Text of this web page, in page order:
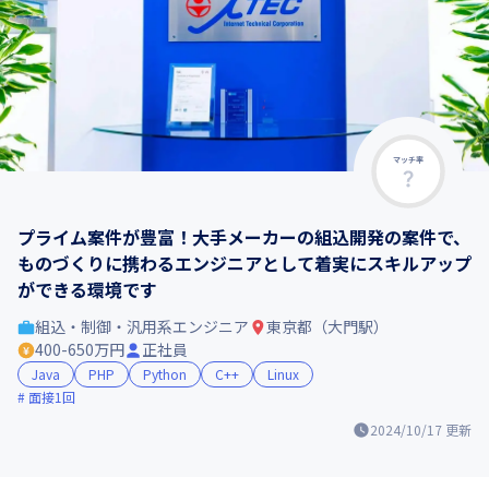
マッチ率
プライム案件が豊富！大手メーカーの組込開発の案件で、
ものづくりに携わるエンジニアとして着実にスキルアップ
ができる環境です
2024/10/17 更新
組込・制御・汎用系エンジニア
東京都（大門駅）
400-650万円
正社員
Java PHP Python C++
Linux
面接1回